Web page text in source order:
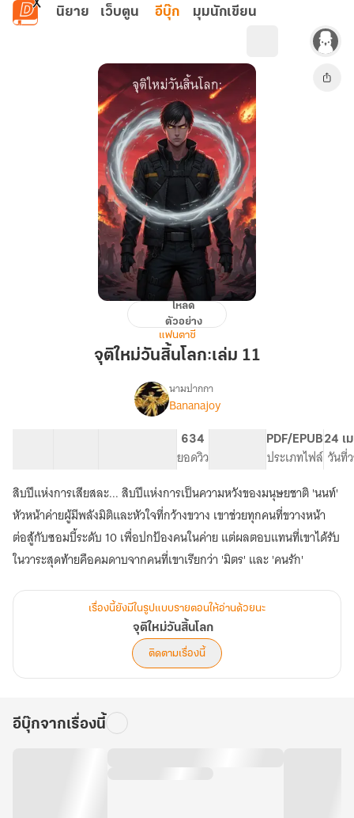
ข้ามไปยังเนื้อหาหลัก
นิยาย เว็บตูน อีบุ๊ก มุมนักเขียน
วัน
สิ้น
โลก:เล่ม
โหลด
ตัวอย่าง
แฟนตาซี
จุติใหม่วันสิ้นโลก:เล่ม 11
เรื่อง
ใหม่
วัน
สิ้น
โลก
นามปากกา
Bananajoy
634
ยอดวิว
PDF/EPUB
ประเภทไฟล์
24 เ
วันที่
สิบปีแห่งการเสียสละ... สิบปีแห่งการเป็นความหวังของมนุษยชาติ 'นนท์'
หัวหน้าค่ายผู้มีพลังมิติและหัวใจที่กว้างขวาง เขาช่วยทุกคนที่ขวางหน้า
ต่อสู้กับซอมบี้ระดับ 10 เพื่อปกป้องคนในค่าย แต่ผลตอบแทนที่เขาได้รับ
เรื่องนี้ยังมีในรูปแบบรายตอนให้อ่านด้วยนะ
จุติใหม่วันสิ้นโลก
ติดตามเรื่องนี้
อีบุ๊กจากเรื่องนี้